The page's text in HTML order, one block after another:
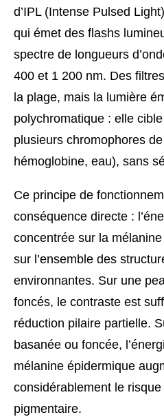
d’IPL (Intense Pulsed
qui émet des flashs
spectre de longueurs
400 et 1 200 nm. Des
la plage, mais la lumière
polychromatique : elle
plusieurs chromophores
hémoglobine, eau), sans
Ce principe de
conséquence directe :
concentrée sur la
sur l’ensemble des
environnantes. Sur une
foncés, le contraste est
réduction pilaire partielle.
basanée ou foncée,
mélanine épidermique
considérablement le
pigmentaire.